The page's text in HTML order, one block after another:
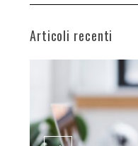
Articoli recenti